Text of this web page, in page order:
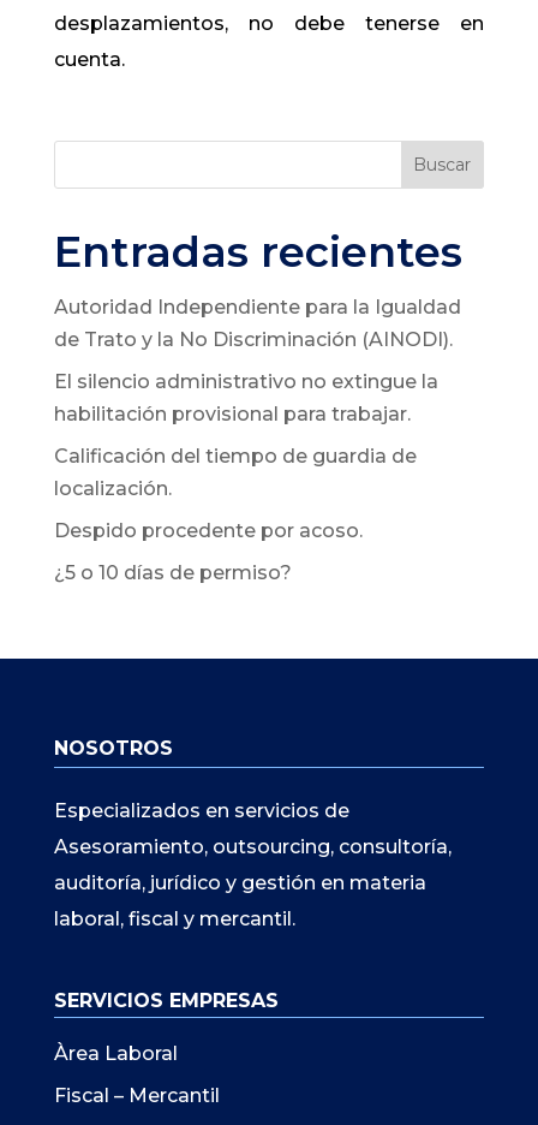
desplazamientos, no debe tenerse en
cuenta.
Buscar
Entradas recientes
Autoridad Independiente para la Igualdad
de Trato y la No Discriminación (AINODI).
El silencio administrativo no extingue la
habilitación provisional para trabajar.
Calificación del tiempo de guardia de
localización.
Despido procedente por acoso.
¿5 o 10 días de permiso?
NOSOTROS
Especializados en servicios de
Asesoramiento, outsourcing, consultoría,
auditoría, jurídico y gestión en materia
laboral, fiscal y mercantil.
SERVICIOS EMPRESAS
Àrea Laboral
Fiscal – Mercantil